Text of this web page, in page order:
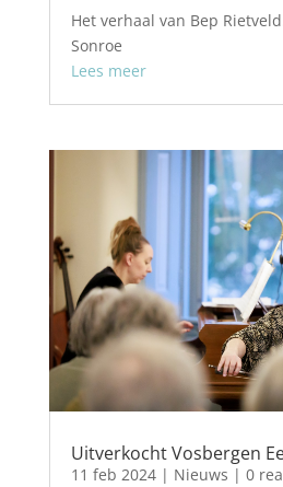
Het verhaal van Bep
Sonroe
Lees meer
Uitverkocht Vosbergen
11 feb 2024| Nieuws | 0